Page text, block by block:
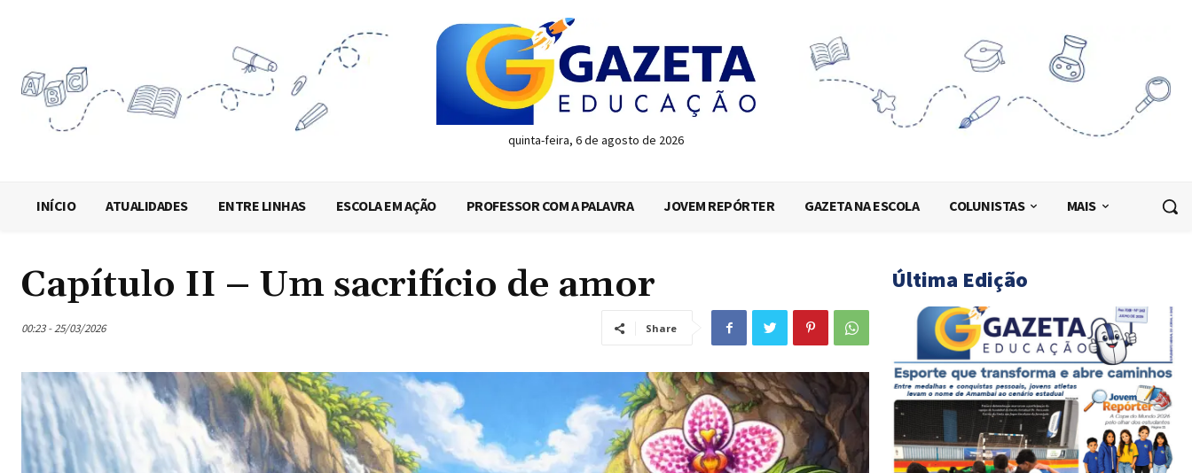
quinta-feira, 6 de agosto de 2026
INÍCIO ATUALIDADES ENTRE LINHAS ESCOLA EM AÇÃO PROFESSOR COM A PALAVRA JOVEM REPÓRTER GAZETA NA ESCOLA COLUNISTAS MAIS
Capítulo II – Um sacrifício de amor
00:23 - 25/03/2026 Share
Última Edição